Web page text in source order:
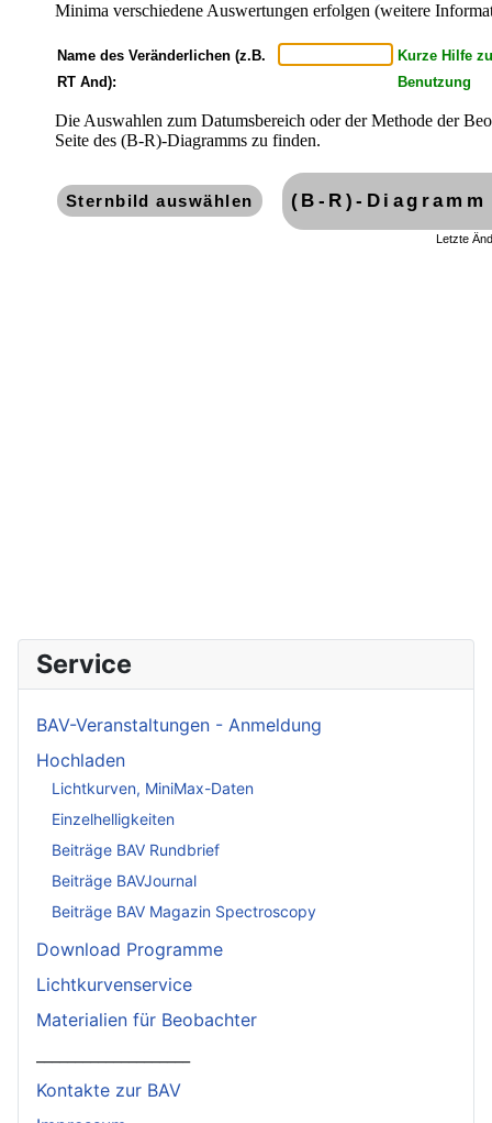
Service
BAV-Veranstaltungen - Anmeldung
Hochladen
Lichtkurven, MiniMax-Daten
Einzelhelligkeiten
Beiträge BAV Rundbrief
Beiträge BAVJournal
Beiträge BAV Magazin Spectroscopy
Download Programme
Lichtkurvenservice
Materialien für Beobachter
Kontakte zur BAV